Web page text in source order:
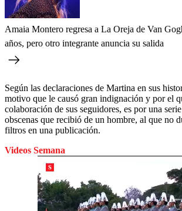
Amaia Montero regresa a La Oreja de Van
años, pero otro integrante anuncia su salida
Según las declaraciones de Martina en sus
motivo que le causó gran indignación y por el
colaboración de sus seguidores, es por una
obscenas que recibió de un hombre, al que no
filtros en una publicación.
Videos Semana